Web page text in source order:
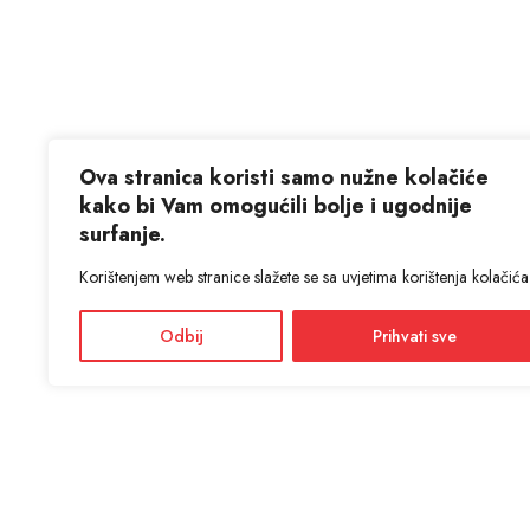
Ova stranica koristi samo nužne kolačiće
kako bi Vam omogućili bolje i ugodnije
surfanje.
Korištenjem web stranice slažete se sa uvjetima korištenja kolačića
Odbij Prihvati sve